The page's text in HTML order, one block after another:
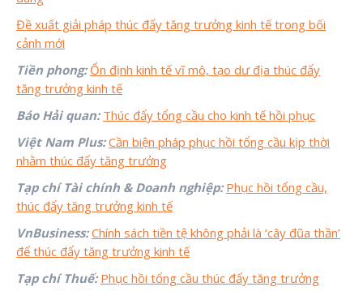
Đề xuất giải pháp thúc đẩy tăng trưởng kinh tế trong bối
cảnh mới
Tiền phong: Ổn định kinh tế vĩ mô, tạo dư địa thúc đẩy
tăng trưởng kinh tế
Báo Hải quan: Thúc đẩy tổng cầu cho kinh tế hồi phục
Việt Nam Plus: Cần biện pháp phục hồi tổng cầu kịp thời
nhằm thúc đẩy tăng trưởng
Tạp chí Tài chính & Doanh nghiệp: Phục hồi tổng cầu,
thúc đẩy tăng trưởng kinh tế
VnBusiness: Chính sách tiền tệ không phải là ‘cây đũa thần’
để thúc đẩy tăng trưởng kinh tế
Tạp chí Thuế:Phục hồi tổng cầu thúc đẩy tăng trưởng